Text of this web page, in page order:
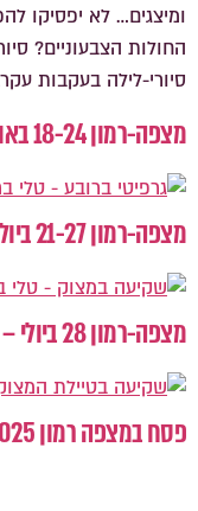
ומיצגים… לא יפסיקו
החולות הצבעוניים?
סיורי-לילה בעקבות
מצפה-רמון 18-24 באוגוסט
מצפה-רמון 21-27 ביולי
מצפה-רמון 28 ביולי – 3 באוגוסט
פסח במצפה רמון 2025